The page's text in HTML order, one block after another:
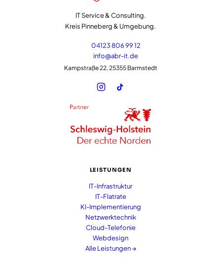
IT Service & Consulting.
Kreis Pinneberg & Umgebung.
04123 806 99 12
info@abr-it.de
Kampstraße 22, 25355 Barmstedt
LEISTUNGEN
IT-Infrastruktur
IT-Flatrate
KI-Implementierung
Netzwerktechnik
Cloud-Telefonie
Webdesign
Alle Leistungen →